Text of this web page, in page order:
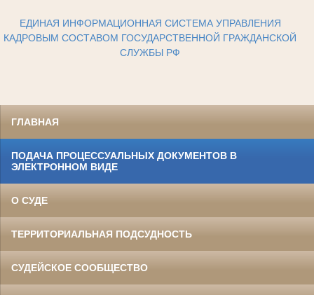
ЕДИНАЯ ИНФОРМАЦИОННАЯ СИСТЕМА УПРАВЛЕНИЯ
КАДРОВЫМ СОСТАВОМ ГОСУДАРСТВЕННОЙ ГРАЖДАНСКОЙ
СЛУЖБЫ РФ
ГЛАВНАЯ
ПОДАЧА ПРОЦЕССУАЛЬНЫХ ДОКУМЕНТОВ В
ЭЛЕКТРОННОМ ВИДЕ
О СУДЕ
ТЕРРИТОРИАЛЬНАЯ ПОДСУДНОСТЬ
СУДЕЙСКОЕ СООБЩЕСТВО